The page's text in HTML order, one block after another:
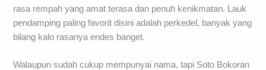
rasa rempah yang amat terasa dan penuh kenikmatan. Lauk
pendamping paling favorit disini adalah perkedel, banyak yang
bilang kalo rasanya endes banget.
Walaupun sudah cukup mempunyai nama, tapi Soto Bokoran